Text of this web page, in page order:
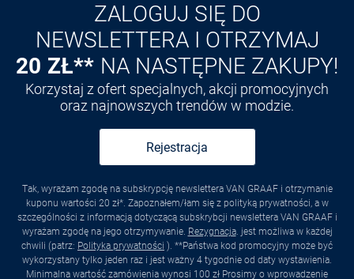
ZALOGUJ SIĘ DO
NEWSLETTERA I OTRZYMAJ
20 ZŁ** NA NASTĘPNE ZAKUPY!
Korzystaj z ofert specjalnych, akcji promocyjnych
oraz najnowszych trendów w modzie.
Rejestracja
Tak, wyrażam zgodę na subskrypcję newslettera VAN GRAAF i otrzymanie
kuponu wartości 20 zł*. Zapoznałem/łam się z polityką prywatności, a w
szczególności z informacją dotyczącą subskrybcji newslettera VAN GRAAF i
wyrażam zgodę na jego otrzymywanie. Rezygnacja. jest możliwa w każdej
chwili (patrz: Polityka prywatności ). **Państwa kod promocyjny może być
wykorzystany tylko jeden raz i jest ważny 4 tygodnie od daty wystawienia.
Minimalna wartość zamówienia wynosi 100 zł Prosimy o wprowadzenie